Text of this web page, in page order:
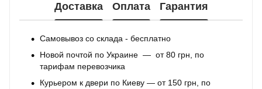
Доставка Оплата Гарантия
Самовывоз со склада - бесплатно
Новой почтой по Украине — от 80 грн, по
тарифам перевозчика
Курьером к двери по Киеву — от 150 грн, по